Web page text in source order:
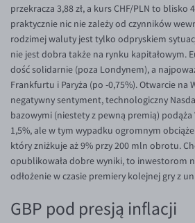
EUR/AUD
EUR/BGN
EUR/CAD
EUR/CNY
EUR/HKD
EUR/HUF
EUR/ILS
EUR/JPY
EUR/RON
przekracza 3,88 zł, a kurs CHF/PLN to blisko
praktycznie nic nie zależy od czynników
rodzimej waluty jest tylko odpryskiem
nie jest dobra także na rynku kapitałowym.
dość solidarnie (poza Londynem), a
Frankfurtu i Paryża (po -0,75%). Otwarcie na
negatywny sentyment, technologiczny
bazowymi (niestety z pewną premią) podąża
1,5%, ale w tym wypadku ogromnym
który zniżkuje aż 9% przy 200 mln obrotu.
opublikowała dobre wyniki, to inwestorom
odłożenie w czasie premiery kolejnej gry z
GBP pod presją inflacji